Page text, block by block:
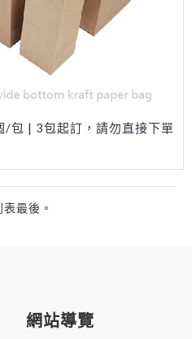
包 | 3包起訂，請勿直接下單
最後。
網站導覽